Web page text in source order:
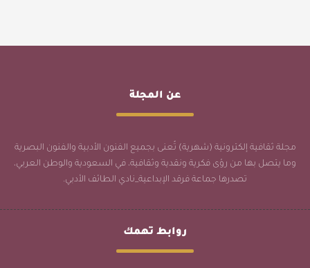
عن المجلة
مجلة ثقافية إلكترونية (شهرية) تُعنى بجميع الفنون الأدبية والفنون البصرية
وما يتصل بها من رؤى فكرية ونقدية وثقافية، في السعودية والوطن العربي،
تصدرها جماعة فرقد الإبداعية_نادي الطائف الأدبي.
روابط تهمك